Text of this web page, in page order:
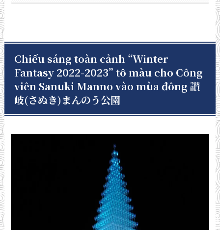
Chiếu sáng toàn cảnh “Winter
Fantasy 2022-2023” tô màu cho Công
viên Sanuki Manno vào mùa đông 讃
岐(さぬき)まんのう公園